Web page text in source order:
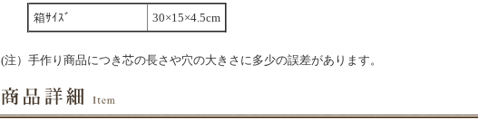
箱ｻｲｽﾞ 30×15×4.5cm
(注）手作り商品につき芯の長さや穴の大きさに多少の誤差があります。